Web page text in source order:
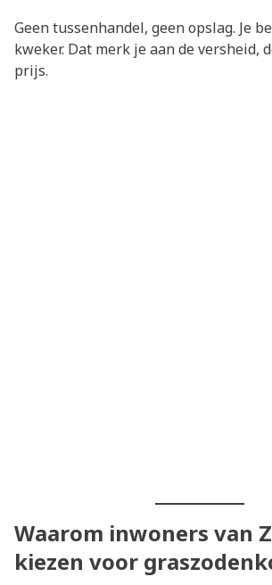
Geen tussenhandel, geen opslag. Je
kweker. Dat merk je aan de versheid,
prijs.
Waarom inwoners van
kiezen voor